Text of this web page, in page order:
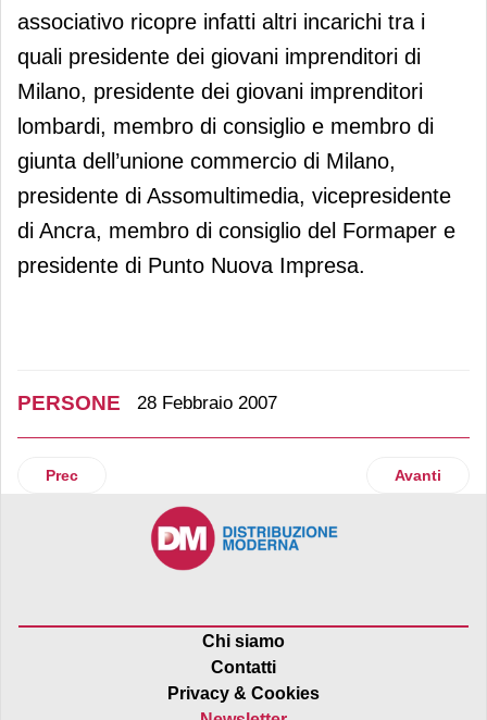
associativo ricopre infatti altri incarichi tra i
quali presidente dei giovani imprenditori di
Milano, presidente dei giovani imprenditori
lombardi, membro di consiglio e membro di
giunta dell’unione commercio di Milano,
presidente di Assomultimedia, vicepresidente
di Ancra, membro di consiglio del Formaper e
presidente di Punto Nuova Impresa.
PERSONE 28 Febbraio 2007
Articolo precedente: Carrefour Italia ha un nuovo ad
Prec Articolo
Avanti
Chi siamo
Contatti
Privacy & Cookies